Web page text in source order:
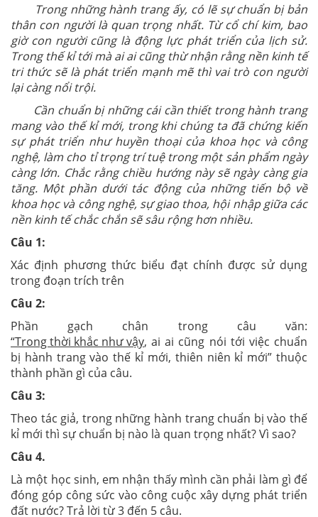
Trong những hành trang ấy, có lẽ sự chuẩn bị bản
thân con người là quan trọng nhất. Từ cổ chí kim, bao
giờ con người cũng là động lực phát triển của lịch sử.
Trong thế kỉ tới mà ai ai cũng thừ nhận rằng nền kinh tế
tri thức sẽ là phát triển mạnh mẽ thì vai trò con người
lại càng nổi trội.
Cần chuẩn bị những cái cần thiết trong hành trang
mang vào thế kỉ mới, trong khi chúng ta đã chứng kiến
sự phát triển như huyền thoại của khoa học và công
nghệ, làm cho tỉ trọng trí tuệ trong một sản phẩm ngày
càng lớn. Chắc rằng chiều hướng này sẽ ngày càng gia
tăng. Một phần dưới tác động của những tiến bộ về
khoa học và công nghệ, sự giao thoa, hội nhập giữa các
nền kinh tế chắc chắn sẽ sâu rộng hơn nhiều.
Câu 1:
Xác định phương thức biểu đạt chính được sử dụng
trong đoạn trích trên
Câu 2:
Phần gạch chân trong câu văn:
“Trong thời khắc như vậy, ai ai cũng nói tới việc chuẩn
bị hành trang vào thế kỉ mới, thiên niên kỉ mới” thuộc
thành phần gì của câu.
Câu 3:
Theo tác giả, trong những hành trang chuẩn bị vào thế
kỉ mới thì sự chuẩn bị nào là quan trọng nhất? Vì sao?
Câu 4.
Là một học sinh, em nhận thấy mình cần phải làm gì để
đóng góp công sức vào công cuộc xây dựng phát triển
đất nước? Trả lời từ 3 đến 5 câu.